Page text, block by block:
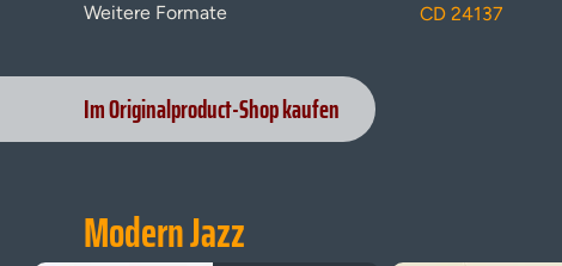
Weitere Formate
CD 24137
Im Originalproduct-Shop kaufen
Modern Jazz